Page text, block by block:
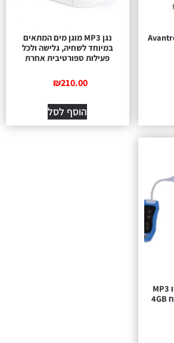
נגן MP3 מוגן מים המתאים
במיוחד לשחיה, גלישה ולכל
פעילות ספורטיבית אחרת
₪210.00
הוסף לסל
נגן לשחייה משולב רדיו MP3